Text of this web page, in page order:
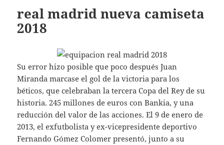
real madrid nueva camiseta
2018
Su error hizo posible que poco después Juan
Miranda marcase el gol de la victoria para los
béticos, que celebraban la tercera Copa del Rey de su
historia. 245 millones de euros con Bankia, y una
reducción del valor de las acciones. El 9 de enero de
2013, el exfutbolista y ex-vicepresidente deportivo
Fernando Gómez Colomer presentó, junto a su